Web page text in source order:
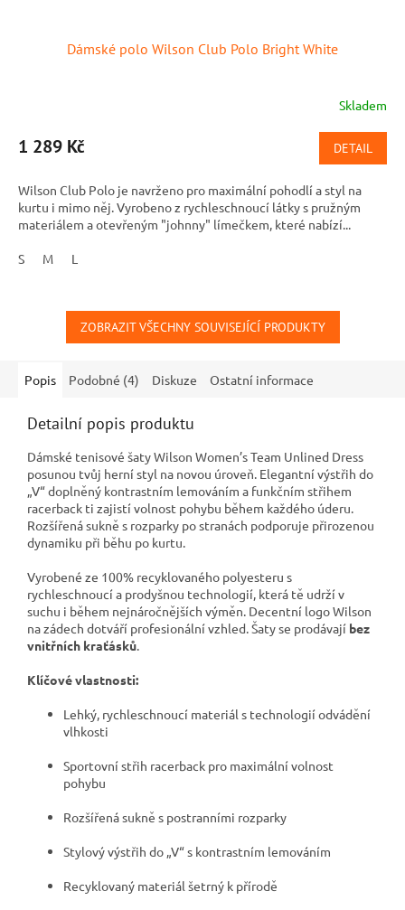
Dámské polo Wilson Club Polo Bright White
Skladem
1 289 Kč DETAIL
Wilson Club Polo je navrženo pro maximální pohodlí a styl na
kurtu i mimo něj. Vyrobeno z rychleschnoucí látky s pružným
materiálem a otevřeným "johnny" límečkem, které nabízí...
S M L
ZOBRAZIT VŠECHNY SOUVISEJÍCÍ PRODUKTY
Popis Podobné (4) Diskuze Ostatní informace
Detailní popis produktu
Dámské tenisové šaty Wilson Women’s Team Unlined Dress
posunou tvůj herní styl na novou úroveň. Elegantní výstřih do
„V“ doplněný kontrastním lemováním a funkčním střihem
racerback ti zajistí volnost pohybu během každého úderu.
Rozšířená sukně s rozparky po stranách podporuje přirozenou
dynamiku při běhu po kurtu.
Vyrobené ze 100% recyklovaného polyesteru s
rychleschnoucí a prodyšnou technologií, která tě udrží v
suchu i během nejnáročnějších výměn. Decentní logo Wilson
na zádech dotváří profesionální vzhled. Šaty se prodávají bez
vnitřních kraťásků.
Klíčové vlastnosti:
Lehký, rychleschnoucí materiál s technologií odvádění
vlhkosti
Sportovní střih racerback pro maximální volnost
pohybu
Rozšířená sukně s postranními rozparky
Stylový výstřih do „V“ s kontrastním lemováním
Recyklovaný materiál šetrný k přírodě